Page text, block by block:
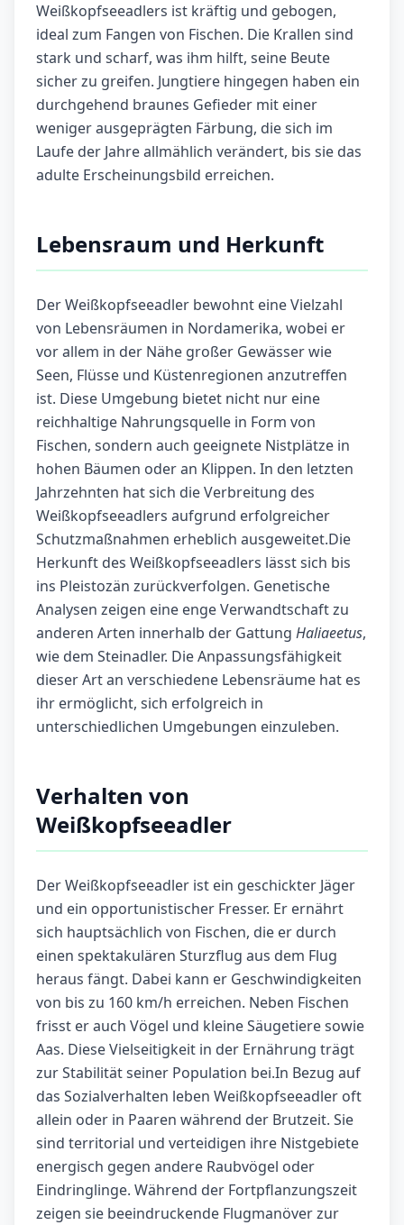
Weißkopfseeadlers ist kräftig und gebogen,
ideal zum Fangen von Fischen. Die Krallen sind
stark und scharf, was ihm hilft, seine Beute
sicher zu greifen. Jungtiere hingegen haben ein
durchgehend braunes Gefieder mit einer
weniger ausgeprägten Färbung, die sich im
Laufe der Jahre allmählich verändert, bis sie das
adulte Erscheinungsbild erreichen.
Lebensraum und Herkunft
Der Weißkopfseeadler bewohnt eine Vielzahl
von Lebensräumen in Nordamerika, wobei er
vor allem in der Nähe großer Gewässer wie
Seen, Flüsse und Küstenregionen anzutreffen
ist. Diese Umgebung bietet nicht nur eine
reichhaltige Nahrungsquelle in Form von
Fischen, sondern auch geeignete Nistplätze in
hohen Bäumen oder an Klippen. In den letzten
Jahrzehnten hat sich die Verbreitung des
Weißkopfseeadlers aufgrund erfolgreicher
Schutzmaßnahmen erheblich ausgeweitet.Die
Herkunft des Weißkopfseeadlers lässt sich bis
ins Pleistozän zurückverfolgen. Genetische
Analysen zeigen eine enge Verwandtschaft zu
anderen Arten innerhalb der Gattung Haliaeetus,
wie dem Steinadler. Die Anpassungsfähigkeit
dieser Art an verschiedene Lebensräume hat es
ihr ermöglicht, sich erfolgreich in
unterschiedlichen Umgebungen einzuleben.
Verhalten von
Weißkopfseeadler
Der Weißkopfseeadler ist ein geschickter Jäger
und ein opportunistischer Fresser. Er ernährt
sich hauptsächlich von Fischen, die er durch
einen spektakulären Sturzflug aus dem Flug
heraus fängt. Dabei kann er Geschwindigkeiten
von bis zu 160 km/h erreichen. Neben Fischen
frisst er auch Vögel und kleine Säugetiere sowie
Aas. Diese Vielseitigkeit in der Ernährung trägt
zur Stabilität seiner Population bei.In Bezug auf
das Sozialverhalten leben Weißkopfseeadler oft
allein oder in Paaren während der Brutzeit. Sie
sind territorial und verteidigen ihre Nistgebiete
energisch gegen andere Raubvögel oder
Eindringlinge. Während der Fortpflanzungszeit
zeigen sie beeindruckende Flugmanöver zur